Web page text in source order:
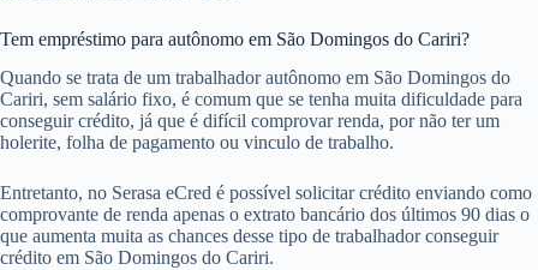
Tem empréstimo para autônomo em São Domingos do Cariri?
Quando se trata de um trabalhador autônomo em São Domingos do
Cariri, sem salário fixo, é comum que se tenha muita dificuldade para
conseguir crédito, já que é difícil comprovar renda, por não ter um
holerite, folha de pagamento ou vinculo de trabalho.
Entretanto, no Serasa eCred é possível solicitar crédito enviando como
comprovante de renda apenas o extrato bancário dos últimos 90 dias o
que aumenta muita as chances desse tipo de trabalhador conseguir
crédito em São Domingos do Cariri.